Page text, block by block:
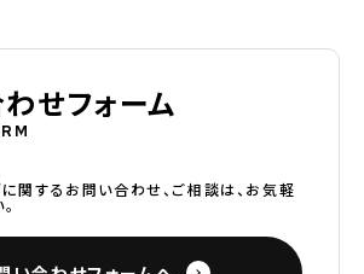
せフォーム
関するお問い合わせ、ご相談は、お気軽